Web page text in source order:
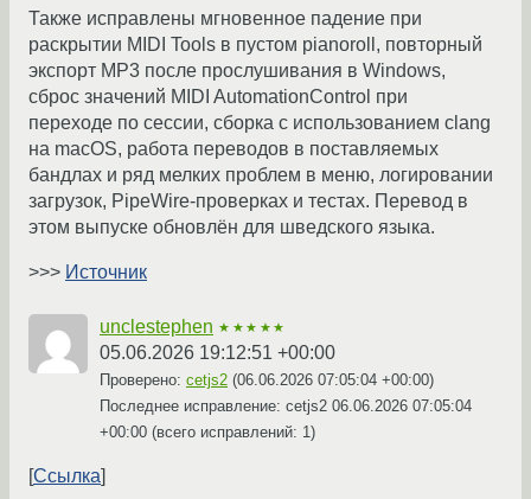
Также исправлены мгновенное падение при
раскрытии MIDI Tools в пустом pianoroll, повторный
экспорт MP3 после прослушивания в Windows,
сброс значений MIDI AutomationControl при
переходе по сессии, сборка с использованием clang
на macOS, работа переводов в поставляемых
бандлах и ряд мелких проблем в меню, логировании
загрузок, PipeWire-проверках и тестах. Перевод в
этом выпуске обновлён для шведского языка.
>>> Источник
unclestephen ★★★★★
05.06.2026 19:12:51 +00:00
Проверено: cetjs2 (06.06.2026 07:05:04 +00:00)
Последнее исправление: cetjs2 06.06.2026 07:05:04
+00:00 (всего исправлений: 1)
Ссылка